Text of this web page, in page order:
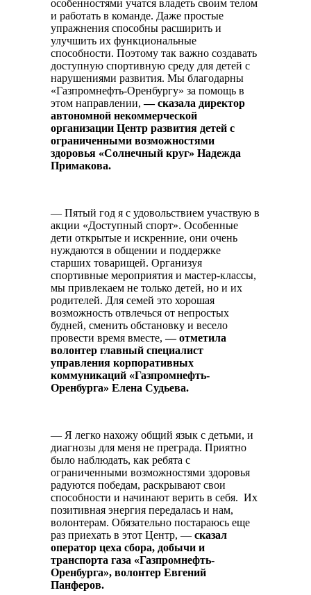
особенностями учатся владеть своим телом
и работать в команде. Даже простые
упражнения способны расширить и
улучшить их функциональные
способности. Поэтому так важно создавать
доступную спортивную среду для детей с
нарушениями развития. Мы благодарны
«Газпромнефть-Оренбургу» за помощь в
этом направлении, — сказала директор
автономной некоммерческой
организации Центр развития детей с
ограниченными возможностями
здоровья «Солнечный круг» Надежда
Примакова.
— Пятый год я с удовольствием участвую в
акции «Доступный спорт». Особенные
дети открытые и искренние, они очень
нуждаются в общении и поддержке
старших товарищей. Организуя
спортивные мероприятия и мастер-классы,
мы привлекаем не только детей, но и их
родителей. Для семей это хорошая
возможность отвлечься от непростых
будней, сменить обстановку и весело
провести время вместе,— отметила
волонтер главный специалист
управления корпоративных
коммуникаций «Газпромнефть-
Оренбурга» Елена Судьева.
— Я легко нахожу общий язык с детьми, и
диагнозы для меня не преграда. Приятно
было наблюдать, как ребята с
ограниченными возможностями здоровья
радуются победам, раскрывают свои
способности и начинают верить в себя. Их
позитивная энергия передалась и нам,
волонтерам. Обязательно постараюсь еще
раз приехать в этот Центр, — сказал
оператор цеха сбора, добычи и
транспорта газа «Газпромнефть-
Оренбурга», волонтер Евгений
Панферов.